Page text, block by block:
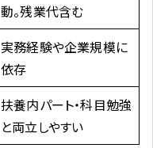
動。残業代含む
実務経験や企業規模に
依存
扶養内パート・科目勉強
と両立しやすい